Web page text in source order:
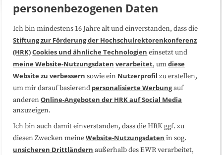
Über uns FAQ
Medienarbeit Kooperationen
Datenschutzerklärung Impressum
Sitemap
Folgen Sie uns
personenbezogenen Daten
Ich bin mindestens 16 Jahre alt und einverstanden, dass die
Stiftung zur Förderung der Hochschulrektorenkonferenz
(HRK)Cookies und ähnliche Technologien einsetzt und
meine Website-Nutzungsdaten verarbeitet, umdiese
Website zu verbessern sowie ein Nutzerprofil zu erstellen,
um mir darauf basierend personalisierte Werbungauf
anderenOnline-Angeboten der HRK auf Social Media
anzuzeigen.
Ich bin auch damit einverstanden, dass die HRK ggf. zu
diesen Zwecken meineWebsite-Nutzungsdaten in sog.
unsicheren Drittländern außerhalb des EWR verarbeitet,